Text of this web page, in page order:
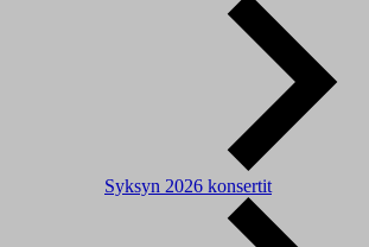
Syksyn 2026 konsertit